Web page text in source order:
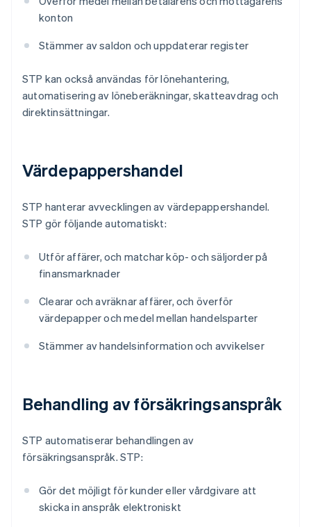
konton
Stämmer av saldon och uppdaterar register
STP kan också användas för lönehantering,
automatisering av löneberäkningar, skatteavdrag och
direktinsättningar.
Värdepappershandel
STP hanterar avvecklingen av värdepappershandel.
STP gör följande automatiskt:
Utför affärer, och matchar köp- och säljorder på
finansmarknader
Clearar och avräknar affärer, och överför
värdepapper och medel mellan handelsparter
Stämmer av handelsinformation och avvikelser
Behandling av försäkringsanspråk
STP automatiserar behandlingen av
försäkringsanspråk. STP:
Gör det möjligt för kunder eller vårdgivare att
skicka in anspråk elektroniskt